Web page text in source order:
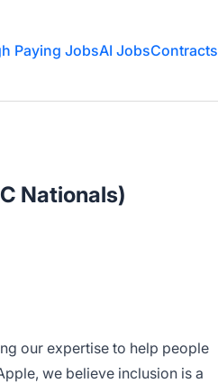
Paying JobsAI JobsContracts
Nationals)
our expertise to help people
we believe inclusion is a